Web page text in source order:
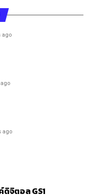
ago
ago
จิตอล GS1